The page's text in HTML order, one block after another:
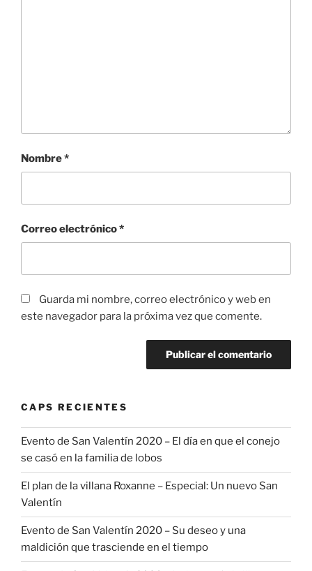
Nombre*
Correo electrónico*
Guarda mi nombre, correo electrónico y web en
este navegador para la próxima vez que comente.
CAPS RECIENTES
Evento de San Valentín 2020 – El día en que el conejo
se casó en la familia de lobos
El plan de la villana Roxanne – Especial: Un nuevo San
Valentín
Evento de San Valentín 2020 – Su deseo y una
maldición que trasciende en el tiempo